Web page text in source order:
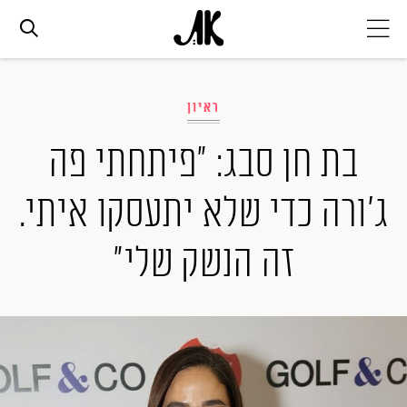
אופנה
ביוטי
סלבס
ערוצים נוספים
המגזין
ראיון
בת חן סבג: "פיתחתי פה
ג'ורה כדי שלא יתעסקו איתי.
זה הנשק שלי"